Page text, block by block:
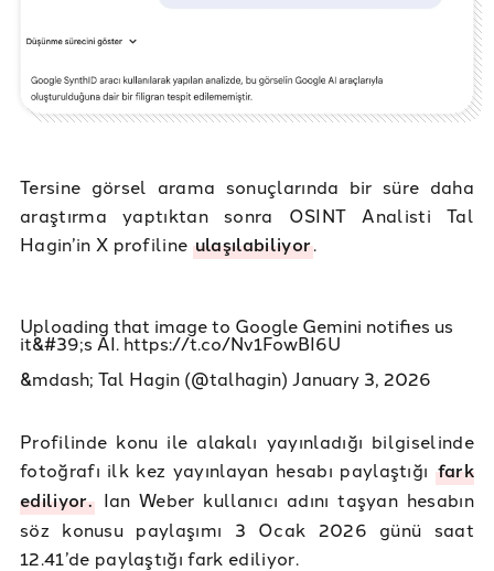
Tersine görsel arama sonuçlarında bir süre daha
araştırma yaptıktan sonra OSINT Analisti Tal
Hagin’in X profiline ulaşılabiliyor.
Uploading that image to Google Gemini notifies us
it&#39;s AI. https://t.co/Nv1FowBI6U
&mdash; Tal Hagin (@talhagin) January 3, 2026
Profilinde konu ile alakalı yayınladığı bilgiselinde
fotoğrafı ilk kez yayınlayan hesabı paylaştığı fark
ediliyor.Ian Weber kullanıcı adını taşyan hesabın
söz konusu paylaşımı 3 Ocak 2026 günü saat
12.41’de paylaştığı fark ediliyor.